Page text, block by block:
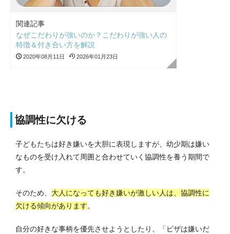
関連記事
なぜこだわりが強いのか？こだわりが強い人の
特徴＆付き合い方を解説
2020年08月11日 2026年01月23日
協調性に欠ける
子どもたちは好き嫌いを大胆に表現しますが、幼少期は嫌い
なものを受け入れて周囲と合わせていく協調性を養う期間で
す。
そのため、 大人になっても好き嫌いが激しい人は、協調性に
欠ける傾向があります。
自分の好きな事柄を優先させようとしたり、「ピザは嫌いだ